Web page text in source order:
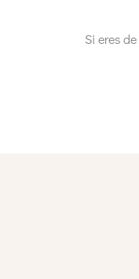
Si eres de